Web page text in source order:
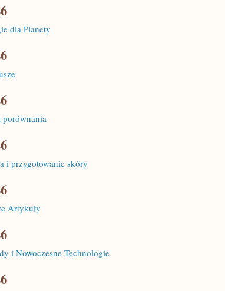
dla Planety
porównania
i przygotowanie skóry
Artykuły
i Nowoczesne Technologie